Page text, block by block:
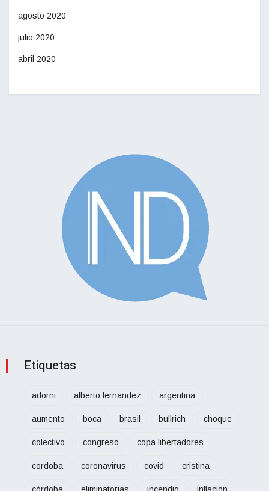
agosto 2020
julio 2020
abril 2020
Etiquetas
adorni alberto fernandez argentina
aumento boca brasil bullrich choque
colectivo congreso copa libertadores
cordoba coronavirus covid cristina